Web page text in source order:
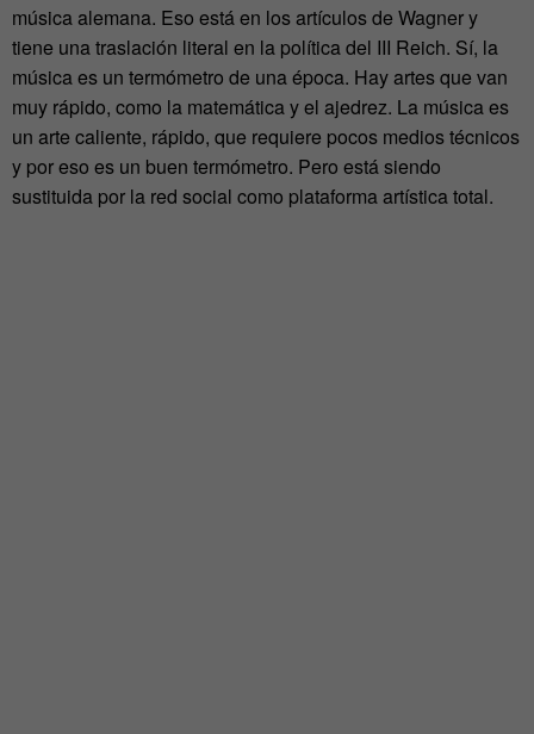
música alemana. Eso está en los artículos de Wagner y
tiene una traslación literal en la política del III Reich. Sí, la
música es un termómetro de una época. Hay artes que van
muy rápido, como la matemática y el ajedrez. La música es
un arte caliente, rápido, que requiere pocos medios técnicos
y por eso es un buen termómetro. Pero está siendo
sustituida por la red social como plataforma artística total.